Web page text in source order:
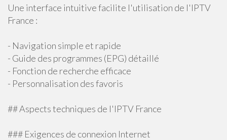
Une interface intuitive facilite l'utilisation de l'IPTV
France :
- Navigation simple et rapide
- Guide des programmes (EPG) détaillé
- Fonction de recherche efficace
- Personnalisation des favoris
## Aspects techniques de l'IPTV France
### Exigences de connexion Internet